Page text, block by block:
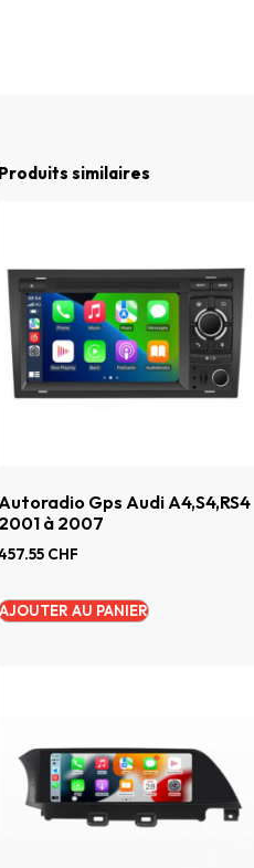
Produits similaires
Autoradio Gps Audi A4,S4,RS4
2001 à 2007
CHF
AJOUTER AU PANIER